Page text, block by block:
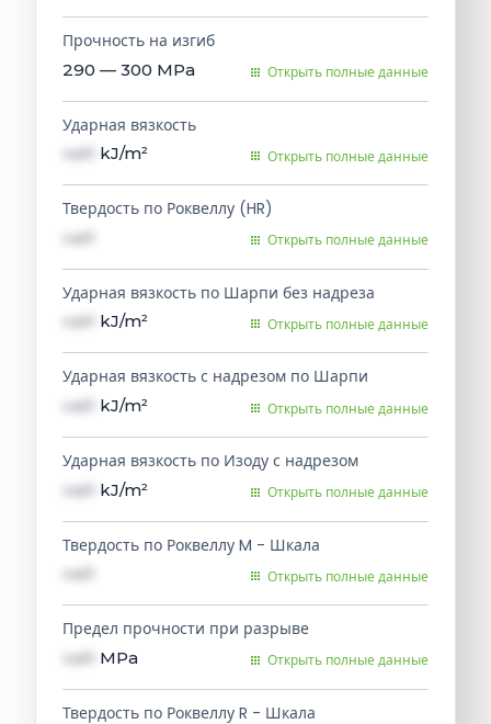
Прочность на изгиб
290 — 300 MPa Открыть полные данные
Ударная вязкость
val1 kJ/m² Открыть полные данные
Твердость по Роквеллу (HR)
val1 Открыть полные данные
Ударная вязкость по Шарпи без надреза
val1 kJ/m² Открыть полные данные
Ударная вязкость с надрезом по Шарпи
val1 kJ/m² Открыть полные данные
Ударная вязкость по Изоду с надрезом
val1 kJ/m² Открыть полные данные
Твердость по Роквеллу M - Шкала
val1 Открыть полные данные
Предел прочности при разрыве
val1 MPa Открыть полные данные
Твердость по Роквеллу R - Шкала